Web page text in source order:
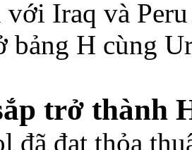
với Iraq và
bảng H cùng
trở thành
đã đạt thỏa